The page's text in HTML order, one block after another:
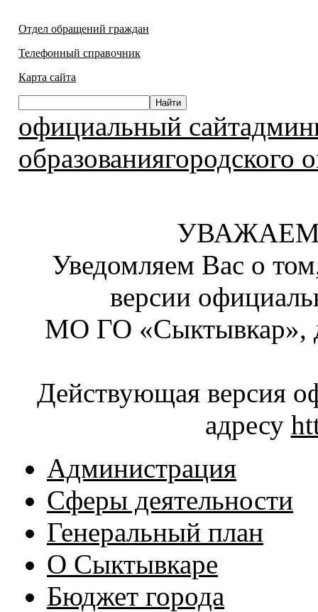
Отдел обращений граждан
Телефонный справочник
Карта сайта
официальный
образованиягородского
Уведомляем Вас о
версии
МО ГО «Сыктывкар»,
Действующая версия
адресу
Администрация
Сферы деятельности
Генеральный план
О Сыктывкаре
Бюджет города